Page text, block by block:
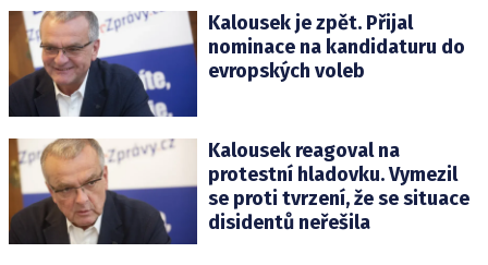
Kalousek je zpět. Přijal
nominace na kandidaturu do
evropských voleb
Kalousek reagoval na
protestní hladovku. Vymezil
se proti tvrzení, že se situace
disidentů neřešila